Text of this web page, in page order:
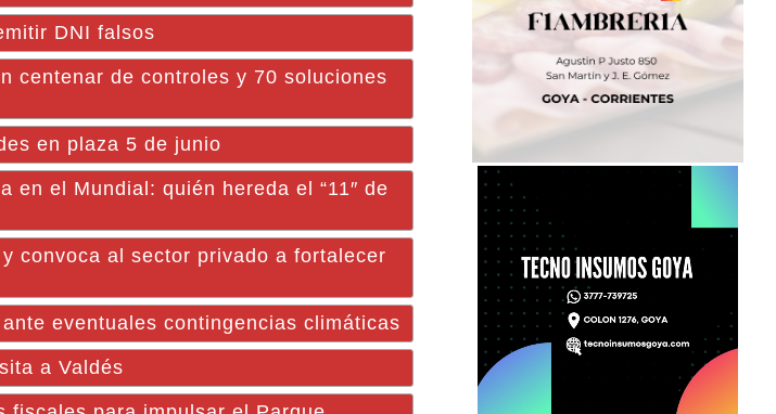
DNI falsos
centenar de controles y 70 soluciones
en plaza 5 de junio
en el Mundial: quién hereda el “11″ de
convoca al sector privado a fortalecer
eventuales contingencias climáticas
a Valdés